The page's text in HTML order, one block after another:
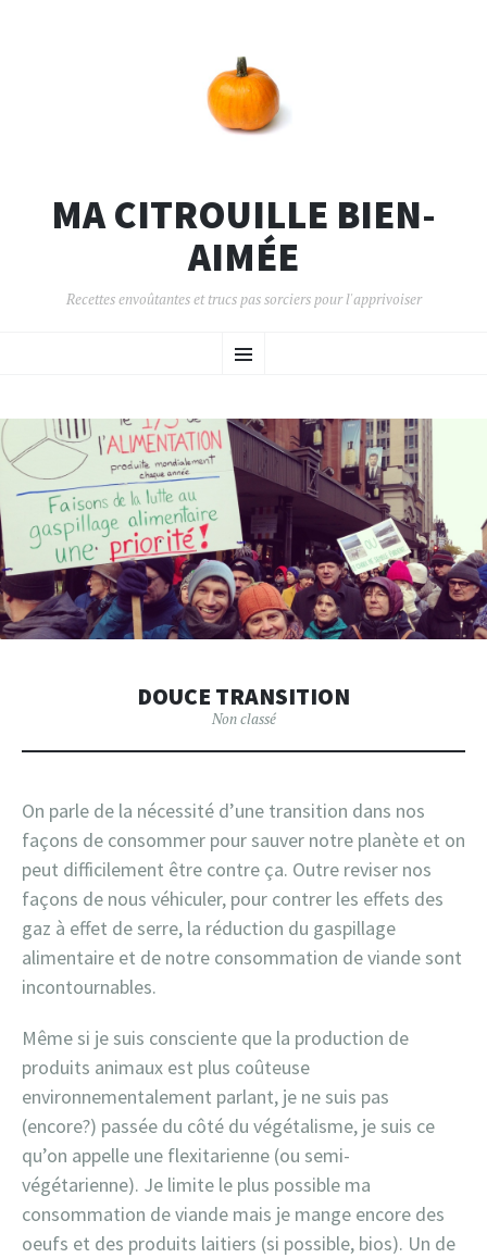
MA CITROUILLE BIEN-
AIMÉE
Recettes envoûtantes et trucs pas sorciers pour l'apprivoiser
DOUCE TRANSITION
Non classé
On parle de la nécessité d’une transition dans nos
façons de consommer pour sauver notre planète et on
peut difficilement être contre ça. Outre reviser nos
façons de nous véhiculer, pour contrer les effets des
gaz à effet de serre, la réduction du gaspillage
alimentaire et de notre consommation de viande sont
incontournables.
Même si je suis consciente que la production de
produits animaux est plus coûteuse
environnementalement parlant, je ne suis pas
(encore?) passée du côté du végétalisme, je suis ce
qu’on appelle une flexitarienne (ou semi-
végétarienne). Je limite le plus possible ma
consommation de viande mais je mange encore des
oeufs et des produits laitiers (si possible, bios). Un de